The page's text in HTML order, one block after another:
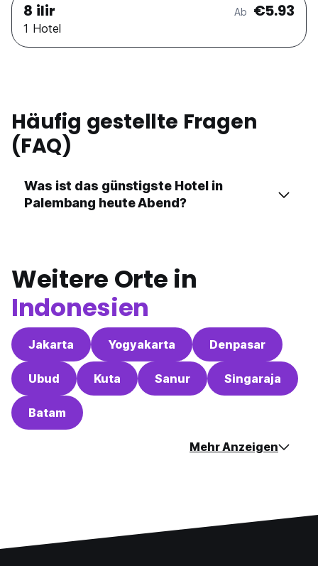
8 ilir Ab €5.93
1 Hotel
Häufig gestellte Fragen
(FAQ)
Was ist das günstigste Hotel in
Palembang heute Abend?
Weitere Orte in
Indonesien
Jakarta Yogyakarta Denpasar
Ubud Kuta Sanur Singaraja
Batam
Mehr Anzeigen